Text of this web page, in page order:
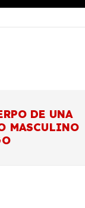
DE UNA
MASCULINO